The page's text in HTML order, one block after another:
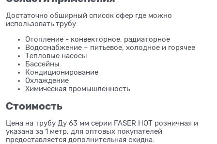
Достаточно обширный список сфер где можно
использовать трубу:
Отопление - конвекторное, радиаторное
Водоснабжение – питьевое, холодное и горячее
Тепловые насосы
Бассейны
Кондиционирование
Охлаждение
Химическая промышленность
Стоимость
Цена на трубу Ду 63 мм серии FASER HOT розничная и
указана за 1 метр, для оптовых покупателей
предоставляется дополнительная скидка.